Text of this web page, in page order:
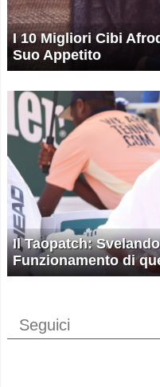
I 10 Migliori Cibi
Suo Appetito
Il Taopatch:
Funzionamento di
Seguici